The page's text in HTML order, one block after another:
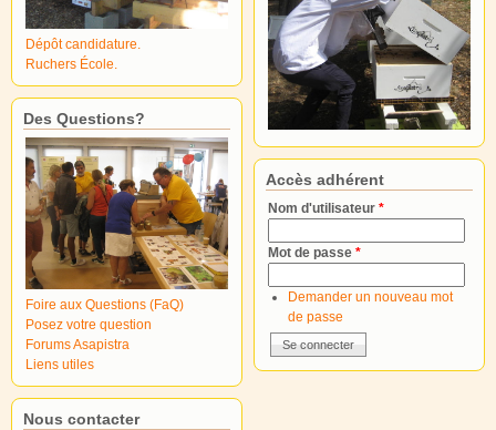
Dépôt candidature.
Ruchers École.
Des Questions?
Foire aux Questions (FaQ)
Posez votre question
Forums Asapistra
Liens utiles
Nous contacter
Accès adhérent
Nom d'utilisateur *
Mot de passe *
Demander un nouveau mot
de passe